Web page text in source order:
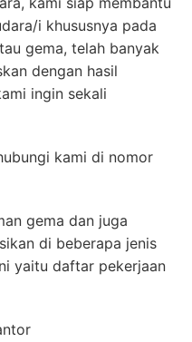
i khususnya pada
gema, telah banyak
dengan hasil
ingin sekali
kami di nomor
gema dan juga
di beberapa jenis
yaitu daftar pekerjaan